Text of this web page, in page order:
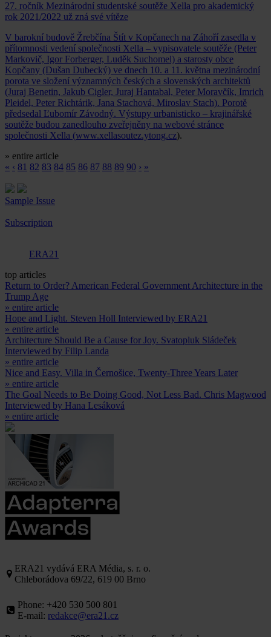
27. ročník Mezinárodní studentské soutěže Xella pro akademický
rok 2021/2022 už zná své vítěze
V barokní budově Žrebčína Štít v Kopčanech na Záhoří zasedla v
přítomnosti vedení společnosti Xella – vypisovatele soutěže (Peter
Markovič, Igor Forberger, Luděk Suchomel) a starosty obce
Kopčany (Dušan Dubecký) ve dnech 10. a 11. května mezinárodní
porota ve složení významných českých a slovenských architektů
(Juraj Benetin, Jakub Cigler, Juraj Hantabal, Peter Moravčík, Imrich
Pleidel, Peter Richtárik, Jana Stachová, Miroslav Stach). Porotě
předsedal Ľubomír Závodný. Výstupy urbanisticko – krajinářské
soutěže budou zanedlouho zveřejněny na webové stránce
společnosti Xella (www.xellasoutez.ytong.cz).
» entire article
« ‹ 81 82 83 84 85 86 87 88 89 90 › »
Sample Issue
Subscription
ERA21
top articles
Return to Order? American Federal Government Architecture in the
Trump Age
» entire article
Hope and Light. Steven Holl Interviewed by ERA21
» entire article
Architecture Should Be a Cause for Joy. Svatopluk Sládeček
Interviewed by Filip Landa
» entire article
Nice and Easy. Villa in Černošice, Twenty-Three Years Later
» entire article
The Goal Needs to Be Doing Good, Not Less Bad. Chris Magwood
Interviewed by Hana Lesáková
» entire article
ERA21 vydává ERA Média, s. r. o.
Chleborádova 69/22, 619 00 Brno
Phone: +420 530 500 801
E-mail: redakce@era21.cz